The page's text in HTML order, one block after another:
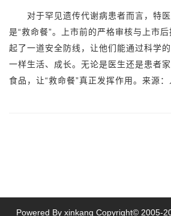
对于罕见遗传代谢病患者而言，特医
是“救命餐”。上市前的严格审核与上市
起了一道安全防线，让他们能通过科学
一样生活、成长。无论是医生还是患者
食品，让“救命餐”真正发挥作用。来源：
Powered By xinkang Copyright© 2005-